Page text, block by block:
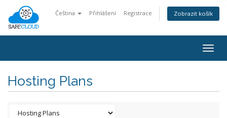
Čeština Přihlášení Registrace Zobrazit košík
Hosting Plans